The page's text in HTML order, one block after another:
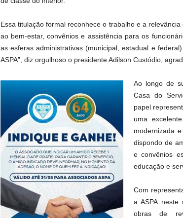
Essa titulação formal reconhece o trabalho e a
ao bem-estar, convênios e assistência para os
as esferas administrativas (municipal, estadual e
ASPA”, diz orgulhoso o presidente Adilson Custódio,
Ao longo de
Casa do
papel
uma
modernizada
dispondo de
e convênios
educação e
Com
a ASPA neste
obras de